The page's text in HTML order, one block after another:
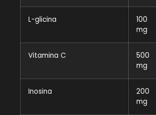
L-glicina
100
mg
Vitamina C
500
mg
Inosina
200
mg